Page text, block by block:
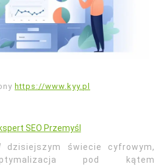
https://www.kyy.pl
SEO Przemyśl
dzisiejszym świecie cyfrowym,
pod kątem